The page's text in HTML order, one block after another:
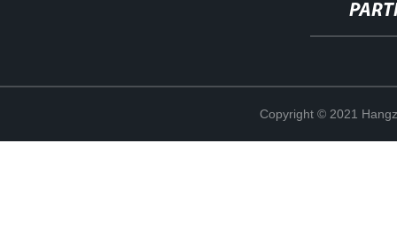
Copyright © 2021